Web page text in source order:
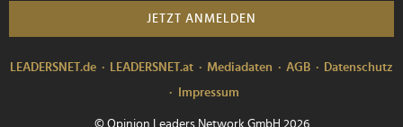
JETZT ANMELDEN
LEADERSNET.de LEADERSNET.at Mediadaten AGB
Datenschutz
Impressum